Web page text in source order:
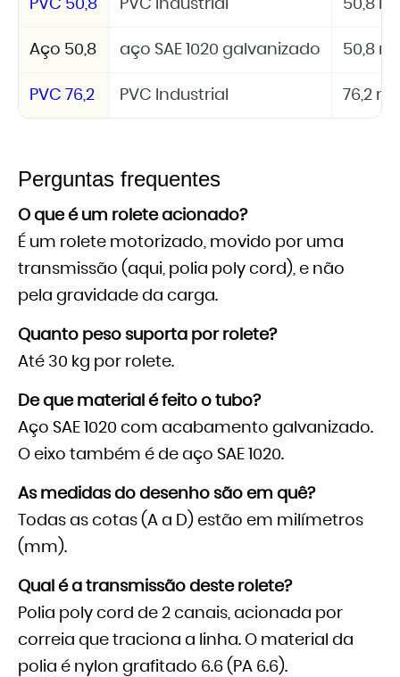
PVC 50,8 PVC Industrial 50,8
Aço 50,8 aço SAE 1020 galvanizado 50,8
PVC 76,2 PVC Industrial 76,2
Perguntas frequentes
O que é um rolete acionado?
É um rolete motorizado, movido por uma
transmissão (aqui, polia poly cord), e não
pela gravidade da carga.
Quanto peso suporta por rolete?
Até 30 kg por rolete.
De que material é feito o tubo?
Aço SAE 1020 com acabamento galvanizado.
O eixo também é de aço SAE 1020.
As medidas do desenho são em quê?
Todas as cotas (A a D) estão em milímetros
(mm).
Qual é a transmissão deste rolete?
Polia poly cord de 2 canais, acionada por
correia que traciona a linha. O material da
polia é nylon grafitado 6.6 (PA 6.6).